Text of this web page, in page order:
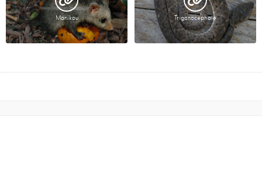
Manikou Trigonocéphale